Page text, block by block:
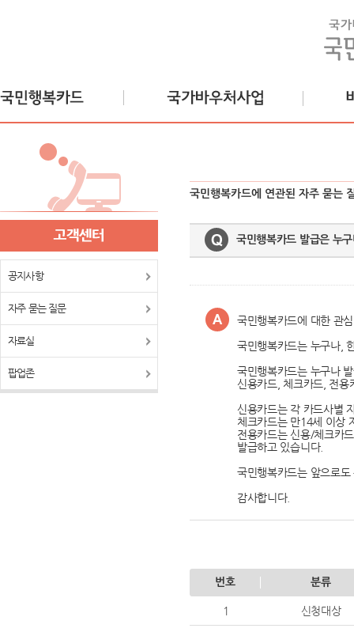
공지사항
자주 묻는 질문
자료실
팝업존
국민행복카드에 연관된 자주 묻는
국민행복카드 발급은 누
국민행복카드에 대한 관
국민행복카드는 누구나,
국민행복카드는 누구나
신용카드, 체크카드, 전용
신용카드는 각 카드사별
체크카드는 만14세 이상
전용카드는 신용/체크카
발급하고 있습니다.
국민행복카드는 앞으로
감사합니다.
번호 분류
1 신청대상